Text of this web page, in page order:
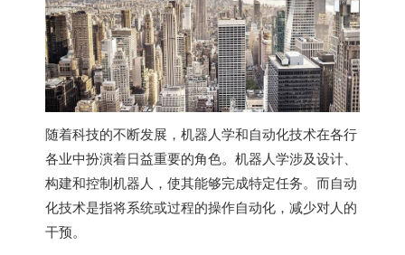
随着科技的不断发展，机器人学和自动化技术在各行
各业中扮演着日益重要的角色。机器人学涉及设计、
构建和控制机器人，使其能够完成特定任务。而自动
化技术是指将系统或过程的操作自动化，减少对人的
干预。